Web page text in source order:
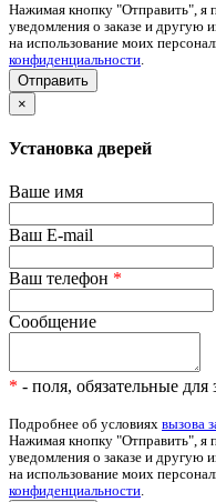
Нажимая кнопку "Отправить", я
уведомления о заказе и другую
на использование моих
конфиденциальности
×
Установка дверей
Ваше имя
Ваш E-mail
Ваш телефон *
Сообщение
* - поля, обязательные для
Подробнее об условиях вызова
Нажимая кнопку "Отправить", я
уведомления о заказе и другую
на использование моих
конфиденциальности.